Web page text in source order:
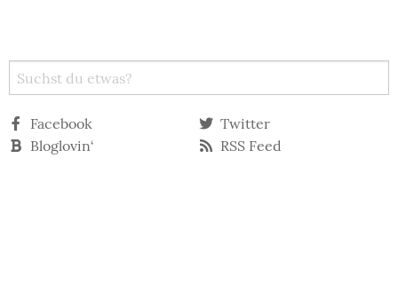
Facebook
Twitter
Bloglovin‘
RSS Feed